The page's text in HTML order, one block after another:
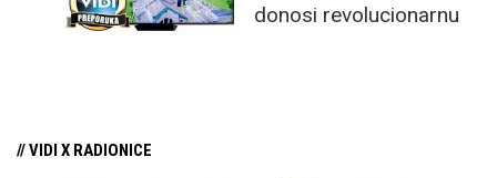
donosi revolucionarnu
// VIDI X RADIONICE